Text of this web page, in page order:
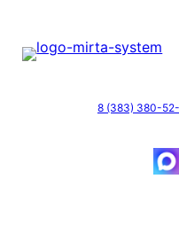
содержимому
8 (383) 380-